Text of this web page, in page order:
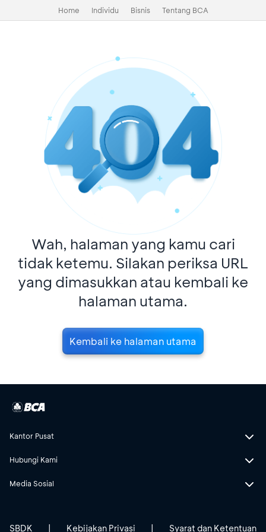
Home Individu Bisnis Tentang BCA
Wah, halaman yang kamu cari
tidak ketemu. Silakan periksa URL
yang dimasukkan atau kembali ke
halaman utama.
Kembali ke halaman utama
Kantor Pusat
Hubungi Kami
Media Sosial
SBDK Kebijakan Privasi Syarat dan Ketentuan